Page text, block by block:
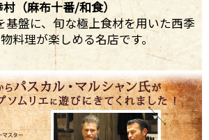
村（麻布十番/和食）
基盤に、旬な極上食材を用いた西季
料理が楽しめる名店です。